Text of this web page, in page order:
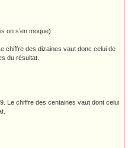
on s’en moque)
chiffre des dizaines vaut donc celui de
du résultat.
Le chiffre des centaines vaut dont celui